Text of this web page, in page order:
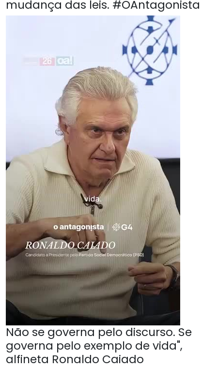
mudança das leis. #OAntagonista
Não se governa pelo discurso. Se
governa pelo exemplo de vida",
alfineta Ronaldo Caiado